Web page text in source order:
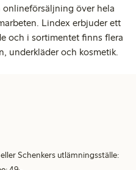
onlineförsäljning över hela
Lindex erbjuder ett
och i sortimentet finns flera
underkläder och kosmetik.
Schenkers utlämningsställe: